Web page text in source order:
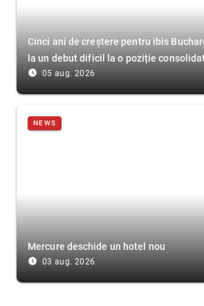
Cinci ani de creștere pentru ibis
la un debut dificil la o poziție
access_time_filled 05 aug. 2026
NEWS
Mercure deschide un hotel nou
access_time_filled 03 aug. 2026